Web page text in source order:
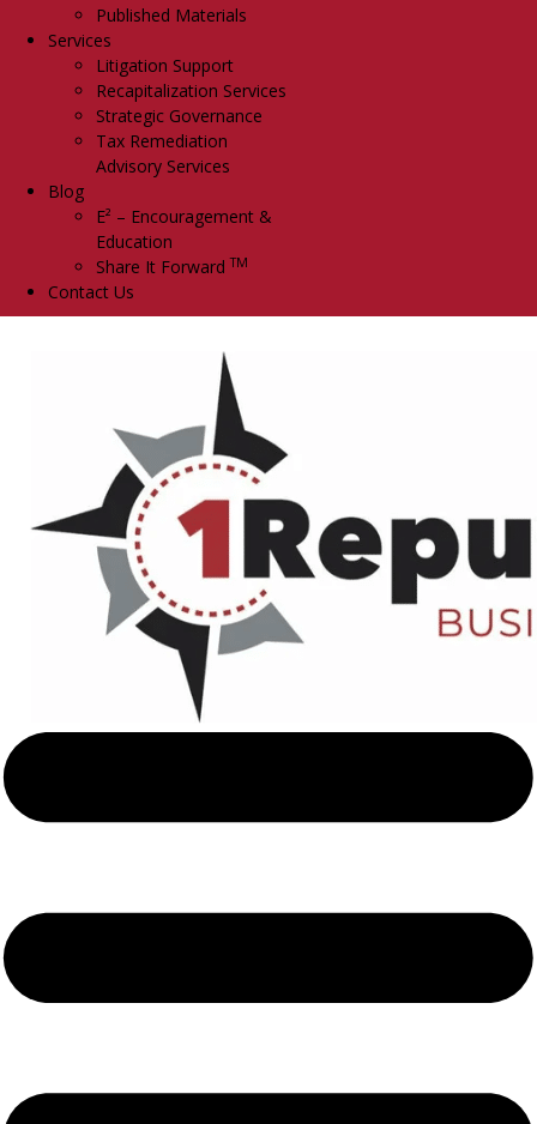
Published Materials
Services
Litigation Support
Recapitalization Services
Strategic Governance
Tax Remediation
Advisory Services
Blog
E² – Encouragement &
Education
Share It ForwardTM
Contact Us